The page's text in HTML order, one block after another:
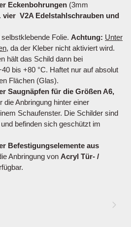
Eckenbohrungen (3mm
vier V2A Edelstahlschrauben und
Folie. Achtung: Unter
, da der Kleber nicht aktiviert wird.
hält das Schild dann bei
bis +80 °C. Haftet nur auf absolut
Flächen (Glas).
Saugnäpfen für die Größen A6,
die Anbringung hinter einer
Schaufenster. Die Schilder sind
befinden sich geschützt im
Befestigungselemente aus
Anbringung von Acryl Tür- /